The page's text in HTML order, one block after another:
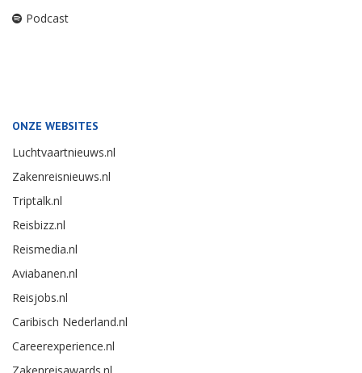
Podcast
ONZE WEBSITES
Luchtvaartnieuws.nl
Zakenreisnieuws.nl
Triptalk.nl
Reisbizz.nl
Reismedia.nl
Aviabanen.nl
Reisjobs.nl
Caribisch Nederland.nl
Careerexperience.nl